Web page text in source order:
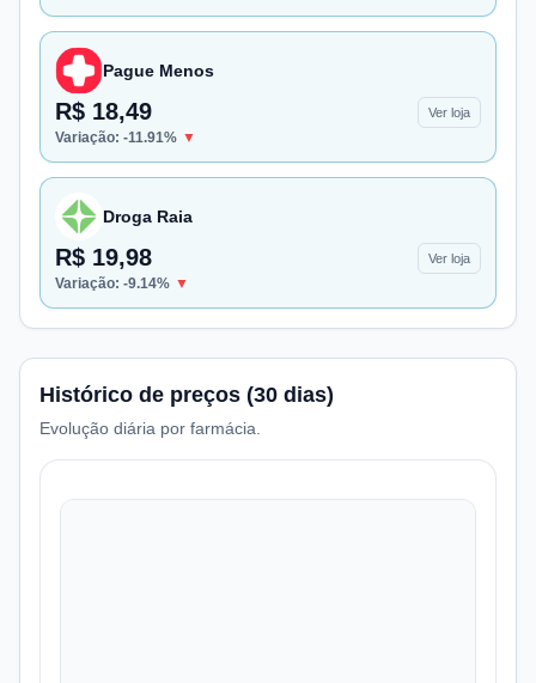
Pague Menos
R$ 18,49 Ver loja
Variação: -11.91% ▼
Droga Raia
R$ 19,98 Ver loja
Variação: -9.14% ▼
Histórico de preços (30 dias)
Evolução diária por farmácia.